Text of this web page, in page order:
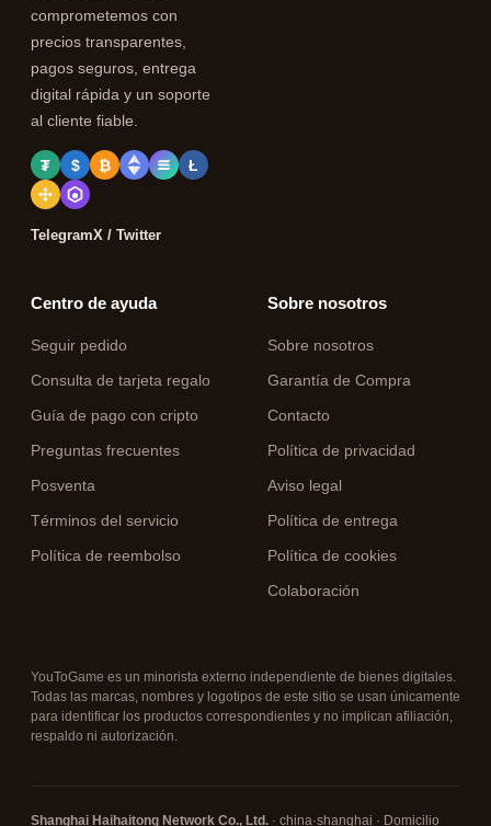
comprometemos con
precios transparentes,
pagos seguros, entrega
digital rápida y un soporte
al cliente fiable.
₮ $ ₿ Ł
TelegramX / Twitter
Centro de ayuda
Seguir pedido
Consulta de tarjeta regalo
Guía de pago con cripto
Preguntas frecuentes
Posventa
Términos del servicio
Política de reembolso
Sobre nosotros
Sobre nosotros
Garantía de Compra
Contacto
Política de privacidad
Aviso legal
Política de entrega
Política de cookies
Colaboración
YouToGame es un minorista externo independiente de bienes digitales.
Todas las marcas, nombres y logotipos de este sitio se usan únicamente
para identificar los productos correspondientes y no implican afiliación,
respaldo ni autorización.
Shanghai Haihaitong Network Co., Ltd. · china·shanghai · Domicilio